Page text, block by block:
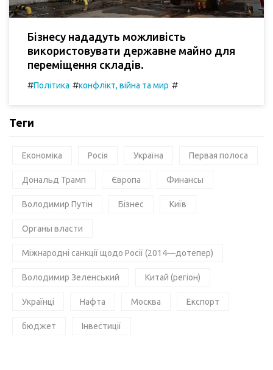
Бізнесу нададуть можливість
використовувати державне майно для
переміщення складів.
#Політика #конфлікт, війна та мир #
Теги
Економіка Росія Україна Первая полоса
Дональд Трамп Європа Финансы
Володимир Путін Бізнес Київ
Органы власти
Міжнародні санкції щодо Росії (2014—дотепер)
Володимир Зеленський Китай (регіон)
Українці Нафта Москва Експорт
бюджет Інвестиції